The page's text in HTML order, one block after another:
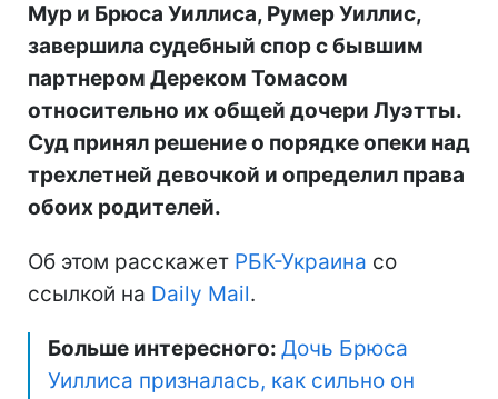
Мур и Брюса Уиллиса, Румер Уиллис,
завершила судебный спор с бывшим
партнером Дереком Томасом
относительно их общей дочери Луэтты.
Суд принял решение о порядке опеки над
трехлетней девочкой и определил права
обоих родителей.
Об этом расскажет РБК-Украина со
ссылкой на Daily Mail.
Больше интересного: Дочь Брюса
Уиллиса призналась, как сильно он